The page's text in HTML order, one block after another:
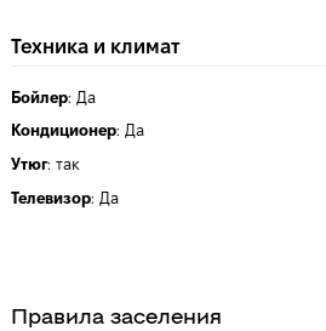
Техника и климат
Бойлер: Да
Кондиционер: Да
Утюг: так
Телевизор: Да
Правила заселения